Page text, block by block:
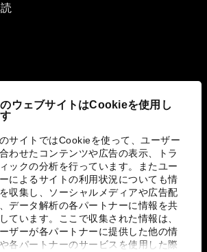
ウェブサイトはCookieを使用し
サイトではCookieを使って、ユーザー
わせたコンテンツや広告の表示、トラ
ックの分析を行っています。またユー
によるサイトの利用状況についても情
収集し、ソーシャルメディアや広告配
データ解析の各パートナーに情報を共
ています。ここで収集された情報は、
ザーが各パートナーに提供した他の情
各パートナーのサービスを使用した際
の取り組み
)